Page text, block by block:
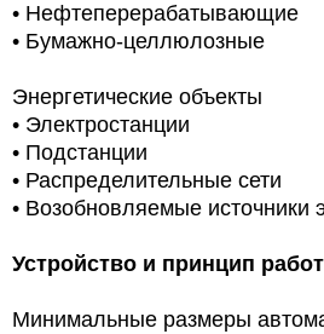
• Нефтеперерабатывающие
• Бумажно-целлюлозные
Энергетические объекты
• Электростанции
• Подстанции
• Распределительные сети
• Возобновляемые источники
Устройство и принцип
Минимальные размеры